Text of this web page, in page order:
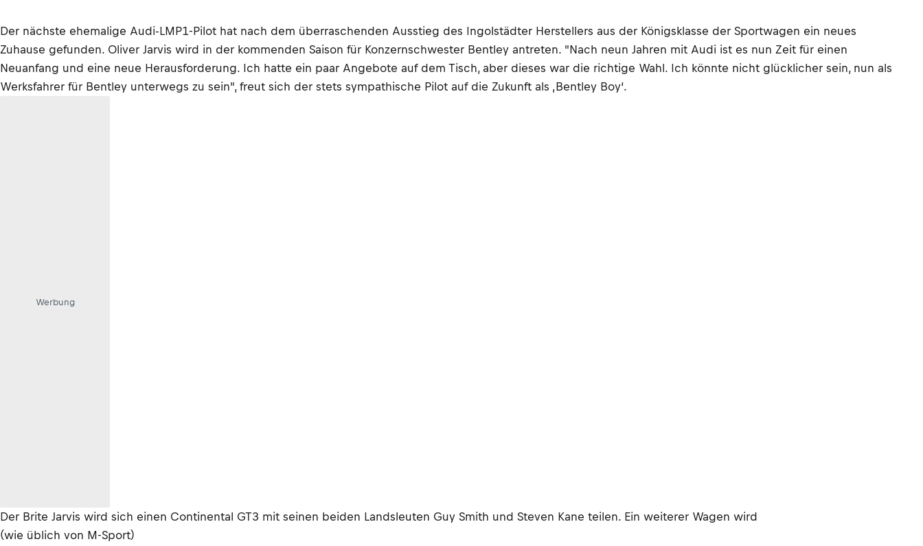
Der nächste ehemalige Audi-LMP1-Pilot hat nach dem überraschenden Ausstieg des Ingolstädter Herstellers aus der Königsklasse der Sportwagen ein neues
Zuhause gefunden. Oliver Jarvis wird in der kommenden Saison für Konzernschwester Bentley antreten. "Nach neun Jahren mit Audi ist es nun Zeit für einen
Neuanfang und eine neue Herausforderung. Ich hatte ein paar Angebote auf dem Tisch, aber dieses war die richtige Wahl. Ich könnte nicht glücklicher sein, nun als
Werksfahrer für Bentley unterwegs zu sein", freut sich der stets sympathische Pilot auf die Zukunft als ‚Bentley Boy‘.
Werbung
Der Brite Jarvis wird sich einen Continental GT3 mit seinen beiden Landsleuten Guy Smith und Steven Kane teilen. Ein weiterer Wagen wird
(wie üblich von M-Sport)